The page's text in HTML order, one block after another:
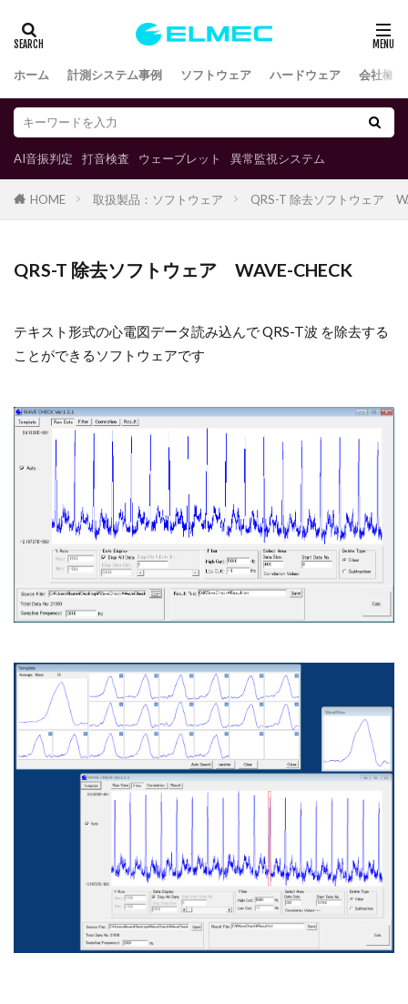
ホーム 計測システム事例 ソフトウェア ハードウェア 会社概要
AI音振判定 打音検査 ウェーブレット 異常監視システム
HOME 取扱製品：ソフトウェア QRS-T 除去ソフトウェア
QRS-T 除去ソフトウェア WAVE-CHECK
テキスト形式の心電図データ読み込んで QRS-T波 を除去する
ことができるソフトウェアです